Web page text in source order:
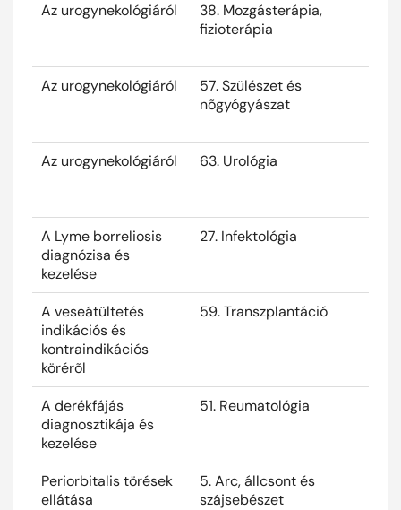
Az urogynekológiáról
38. Mozgásterápia,
fizioterápia
Az urogynekológiáról
57. Szülészet és
nõgyógyászat
Az urogynekológiáról 63. Urológia
A Lyme borreliosis
diagnózisa és
kezelése
27. Infektológia
A veseátültetés
indikációs és
kontraindikációs
körérõl
59. Transzplantáció
A derékfájás
diagnosztikája és
kezelése
51. Reumatológia
Periorbitalis törések
ellátása
5. Arc, állcsont és
szájsebészet